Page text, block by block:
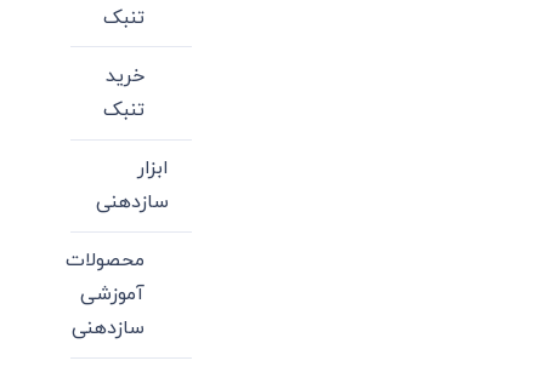
تنبک
خرید
تنبک
ابزار
سازدهنی
محصولات
آموزشی
سازدهنی